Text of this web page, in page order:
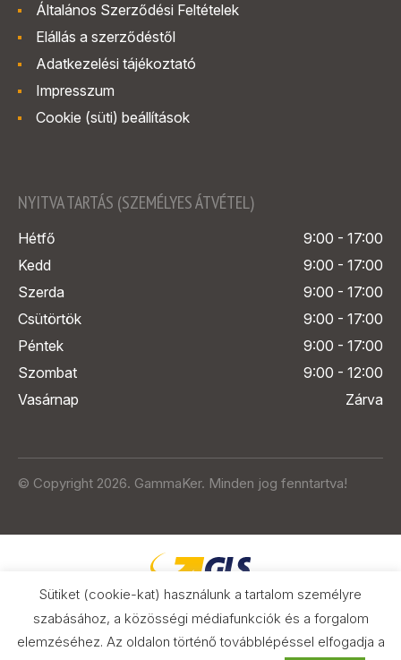
Általános Szerződési Feltételek
Elállás a szerződéstől
Adatkezelési tájékoztató
Impresszum
Cookie (süti) beállítások
NYITVA TARTÁS (SZEMÉLYES ÁTVÉTEL)
Hétfő
9:00 - 17:00
Kedd
9:00 - 17:00
Szerda
9:00 - 17:00
Csütörtök
9:00 - 17:00
Péntek
9:00 - 17:00
Szombat
9:00 - 12:00
Vasárnap
Zárva
© Copyright 2026. GammaKer. Minden jog fenntartva!
Árak és paraméterek összehasonlítása
Sütiket (cookie-kat) használunk a tartalom személyre
szabásához, a közösségi médiafunkciók és a forgalom
elemzéséhez. Az oldalon történő továbblépéssel elfogadja a